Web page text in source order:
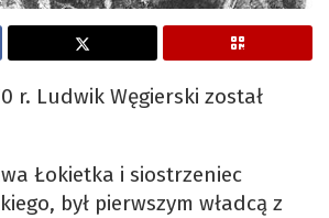
r. Ludwik Węgierski został
Łokietka i siostrzeniec
był pierwszym władcą z